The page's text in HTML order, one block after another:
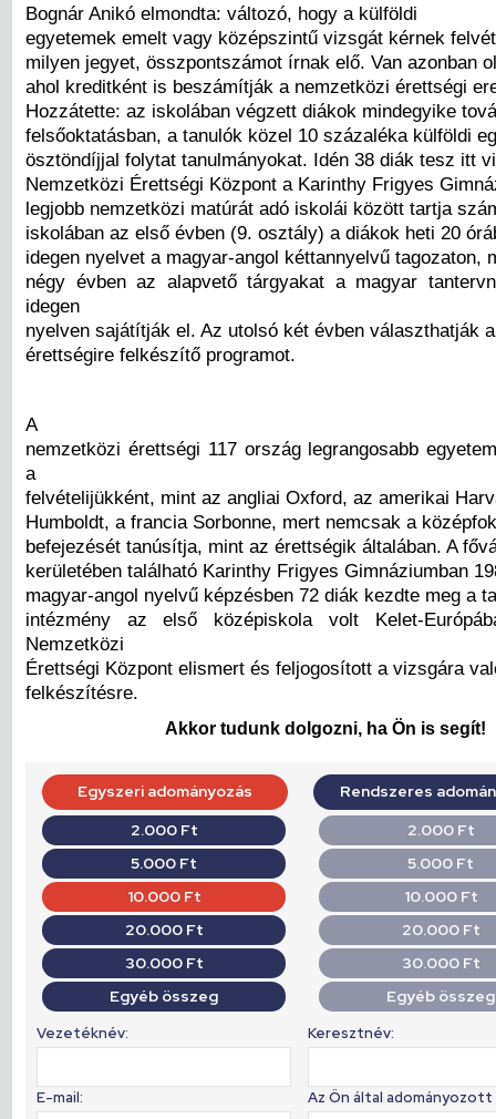
Bognár Anikó elmondta: változó, hogy a külföldi
egyetemek emelt vagy középszintű vizsgát kérnek
milyen jegyet, összpontszámot írnak elő. Van azonban
ahol kreditként is beszámítják a nemzetközi érettségi
Hozzátette: az iskolában végzett diákok mindegyike
felsőoktatásban, a tanulók közel 10 százaléka külföldi
ösztöndíjjal folytat tanulmányokat. Idén 38 diák tesz itt
Nemzetközi Érettségi Központ a Karinthy Frigyes
legjobb nemzetközi matúrát adó iskolái között tartja
iskolában az első évben (9. osztály) a diákok heti 20
idegen nyelvet a magyar-angol kéttannyelvű tagozaton,
négy évben az alapvető tárgyakat a magyar
idegen
nyelven sajátítják el. Az utolsó két évben választhatják
érettségire felkészítő programot.
A
nemzetközi érettségi 117 ország legrangosabb
a
felvételijükként, mint az angliai Oxford, az amerikai
Humboldt, a francia Sorbonne, mert nemcsak a
befejezését tanúsítja, mint az érettségik általában. A
kerületében található Karinthy Frigyes Gimnáziumban
magyar-angol nyelvű képzésben 72 diák kezdte meg a
intézmény az első középiskola volt Kelet-
Nemzetközi
Érettségi Központ elismert és feljogosított a vizsgára
felkészítésre.
Akkor tudunk dolgozni, ha Ön is segít!